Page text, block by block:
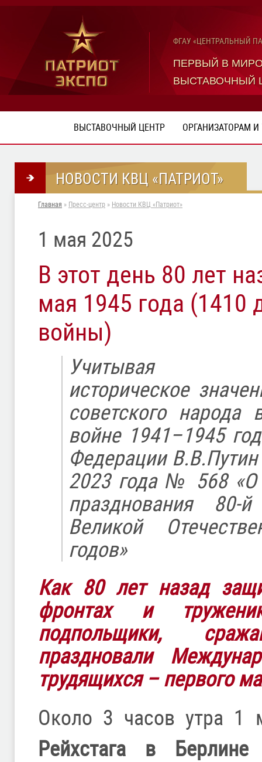
ФГАУ «ЦЕНТРАЛЬНЫЙ
ПЕРВЫЙ В
ВЫСТАВОЧНЫЙ
ВЫСТАВОЧНЫЙ ЦЕНТР ОРГАНИЗАТОРАМ
НОВОСТИ КВЦ «ПАТРИОТ»
Главная » Пресс-центр » Новости КВЦ «Патриот»
1 мая 2025
В этот день 80 лет
мая 1945 года (1410
войны)
Учитывая
историческое
советского народа
войне 1941–1945
Федерации
2023 года № 568 «О
празднования
Великой
годов»
Как 80 лет назад
фронтах и
подпольщики,
праздновали
трудящихся – первого
Около 3 часов утра 1
Рейхстага в